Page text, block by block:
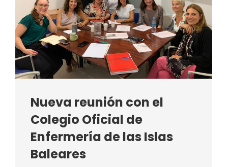
Nueva reunión con el
Colegio Oficial de
Enfermería de las Islas
Baleares